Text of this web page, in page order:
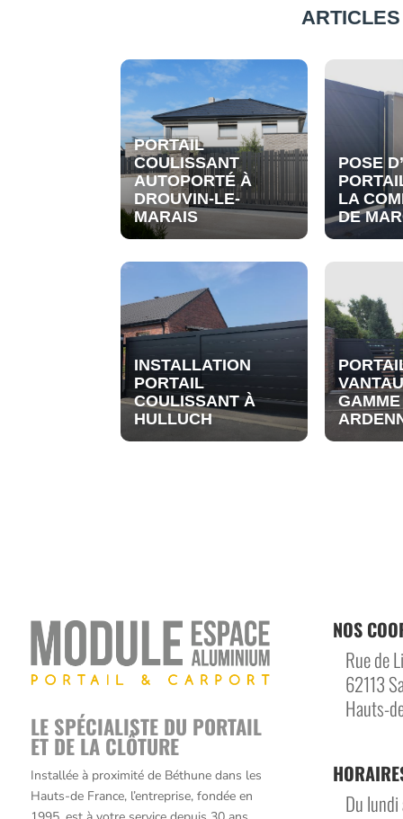
PORTAIL
COULISSANT
AUTOPORTÉ À
DROUVIN-LE-
MARAIS
POSE
LA
DE
INSTALLATION
PORTAIL
COULISSANT À
HULLUCH
GAMME
LE SPÉCIALISTE DU PORTAIL
ET DE LA CLÔTURE
Installée à proximité de Béthune dans les
Hauts-de France, l’entreprise, fondée en
NOS
Rue de
62113
Hauts-
Du